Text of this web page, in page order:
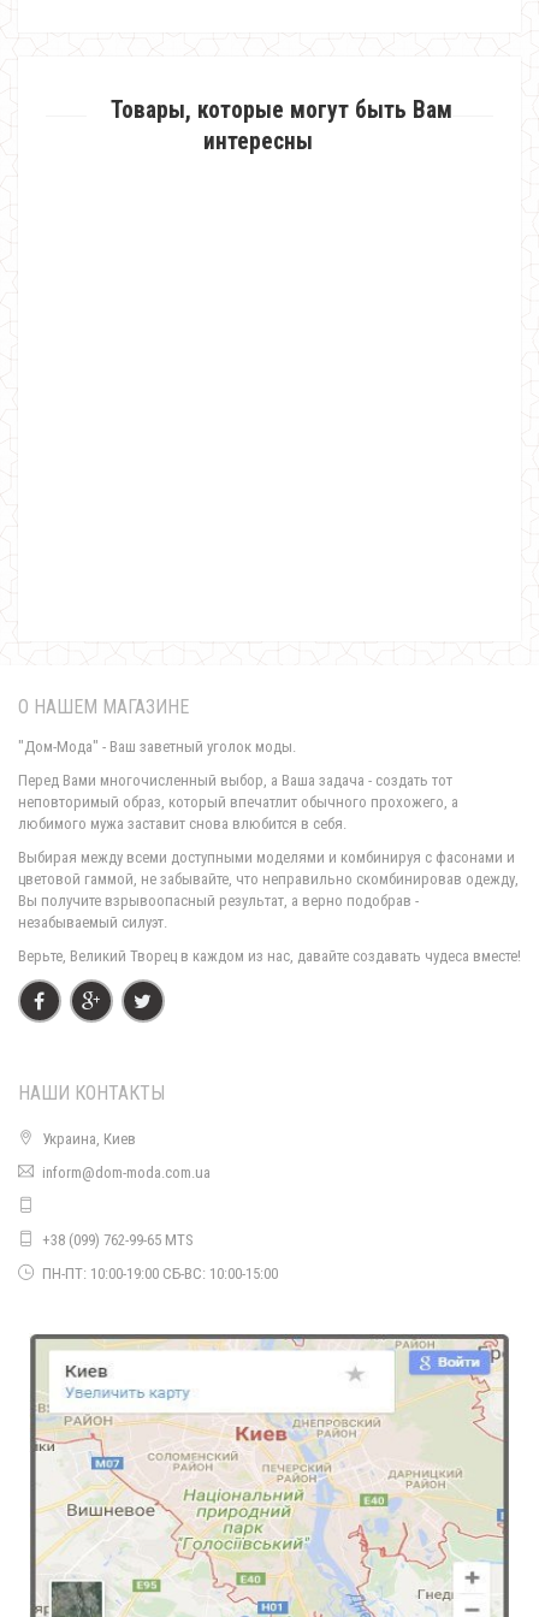
Товары, которые могут быть Вам
интересны
760.00грн.
Короткое платье свободного фасона
Длинное трикотажное платье свободного кроя
1410.00грн.
О НАШЕМ МАГАЗИНЕ
"Дом-Мода" - Ваш заветный уголок моды.
Перед Вами многочисленный выбор, а Ваша задача - создать тот
неповторимый образ, который впечатлит обычного прохожего, а
любимого мужа заставит снова влюбится в себя.
Выбирая между всеми доступными моделями и комбинируя с фасонами и
цветовой гаммой, не забывайте, что неправильно скомбинировав одежду,
Вы получите взрывоопасный результат, а верно подобрав -
незабываемый силуэт.
Верьте, Великий Творец в каждом из нас, давайте создавать чудеса вместе!
НАШИ КОНТАКТЫ
Украина, Киев
inform@dom-moda.com.ua
+38 (099) 762-99-65 MTS
ПН-ПТ: 10:00-19:00 СБ-ВС: 10:00-15:00